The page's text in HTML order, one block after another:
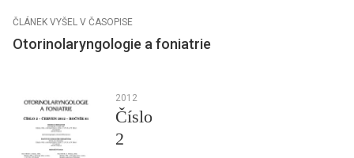
ČLÁNEK VYŠEL V ČASOPISE
Otorinolaryngologie a foniatrie
2012
Číslo
2